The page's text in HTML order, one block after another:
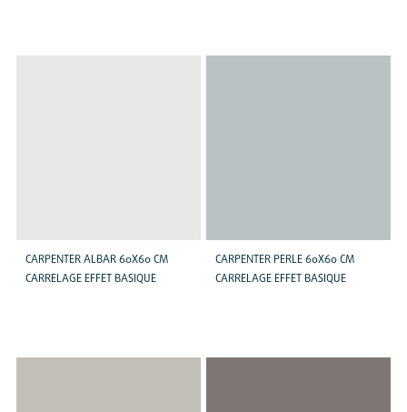
CARPENTER ALBAR 60X60 CM
CARRELAGE EFFET BASIQUE
CARPENTER PERLE 60X60 CM
CARRELAGE EFFET BASIQUE